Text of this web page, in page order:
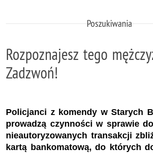
Poszukiwania
Rozpoznajesz tego
Zadzwoń!
Policjanci z komendy w Starych
prowadzą czynności w sprawie
nieautoryzowanych transakcji
kartą bankomatową, do których